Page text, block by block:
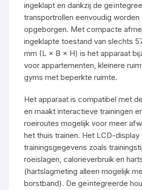
ingeklapt en dankzij de
transportrollen eenvoudig worden
opgeborgen. Met compacte
ingeklapte toestand van slechts
mm (L × B × H) is het apparaat
voor appartementen, kleinere
gyms met beperkte ruimte.
Het apparaat is compatibel met
en maakt interactieve trainingen
roeiroutes mogelijk voor meer
het thuis trainen. Het LCD-display
trainingsgegevens zoals
roeislagen, calorieverbruik en
(hartslagmeting alleen mogelijk
borstband). De geïntegreerde